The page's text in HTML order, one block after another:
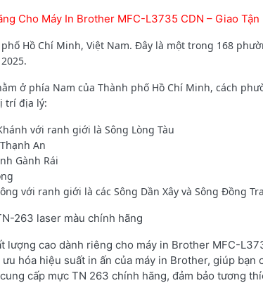
Cho Máy In Brother MFC-L3735 CDN – Giao Tận
Hồ Chí Minh, Việt Nam. Đây là một trong 168
ở phía Nam của Thành phố Hồ Chí Minh, cách
trí địa lý:
với ranh giới là Sông Lòng Tàu
An
Gành Rái
với ranh giới là các Sông Dần Xây và Sông Đồng
263 laser màu chính hãng
lượng cao dành riêng cho máy in Brother MFC-
hóa hiệu suất in ấn của máy in Brother, giúp
cấp mực TN 263 chính hãng, đảm bảo tương